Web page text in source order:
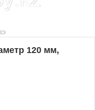
120 мм,